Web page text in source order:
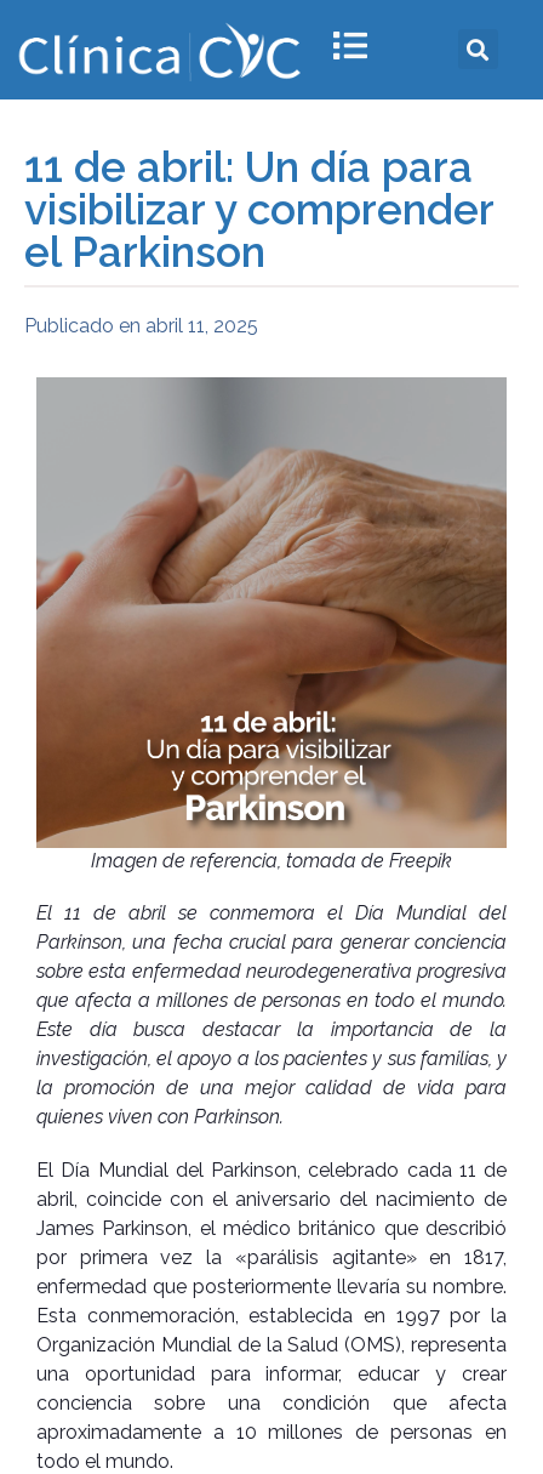
11 de abril: Un día para
visibilizar y comprender
el Parkinson
Publicado en abril 11, 2025
Imagen de referencia, tomada de Freepik
El 11 de abril se conmemora el Día Mundial del
Parkinson, una fecha crucial para generar conciencia
sobre esta enfermedad neurodegenerativa progresiva
que afecta a millones de personas en todo el mundo.
Este día busca destacar la importancia de la
investigación, el apoyo a los pacientes y sus familias, y
la promoción de una mejor calidad de vida para
quienes viven con Parkinson.
El Día Mundial del Parkinson, celebrado cada 11 de
abril, coincide con el aniversario del nacimiento de
James Parkinson, el médico británico que describió
por primera vez la «parálisis agitante» en 1817,
enfermedad que posteriormente llevaría su nombre.
Esta conmemoración, establecida en 1997 por la
Organización Mundial de la Salud (OMS), representa
una oportunidad para informar, educar y crear
conciencia sobre una condición que afecta
aproximadamente a 10 millones de personas en
todo el mundo.